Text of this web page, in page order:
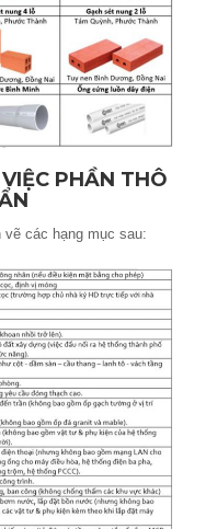
PHẦN THÔ
vẽ các hạng mục sau: